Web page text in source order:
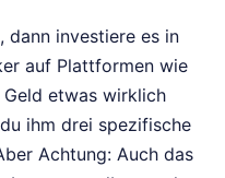
dann investiere es in
auf Plattformen wie
etwas wirklich
ihm drei spezifische
Achtung: Auch das